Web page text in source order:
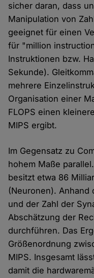
sicher daran, dass
Manipulation von
geeignet für einen
für "million
Instruktionen bzw.
Sekunde).
mehrere
Organisation einer
FLOPS einen
MIPS ergibt.
Im Gegensatz zu
hohem Maße
besitzt etwa 86
(Neuronen). Anhand
und der Zahl der
Abschätzung der
durchführen. Das
Größenordnung
MIPS. Insgesamt
damit die